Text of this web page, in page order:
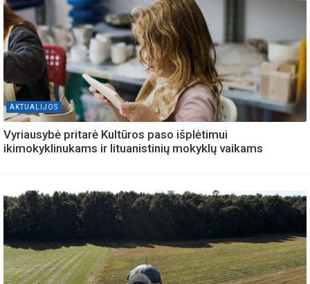
AKTUALIJOS
Vyriausybė pritarė Kultūros paso išplėtimui
ikimokyklinukams ir lituanistinių mokyklų vaikams